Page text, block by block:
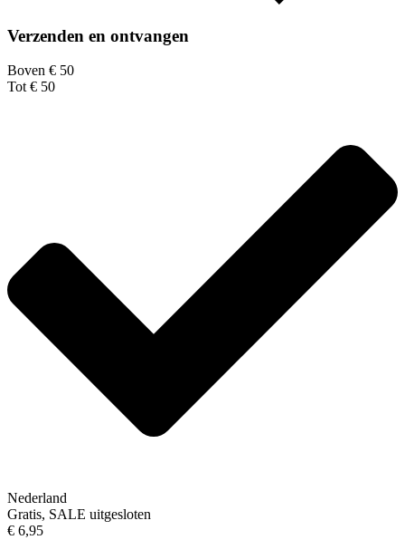
Verzenden en ontvangen
Boven € 50
Tot € 50
Nederland
Gratis, SALE uitgesloten
€ 6,95